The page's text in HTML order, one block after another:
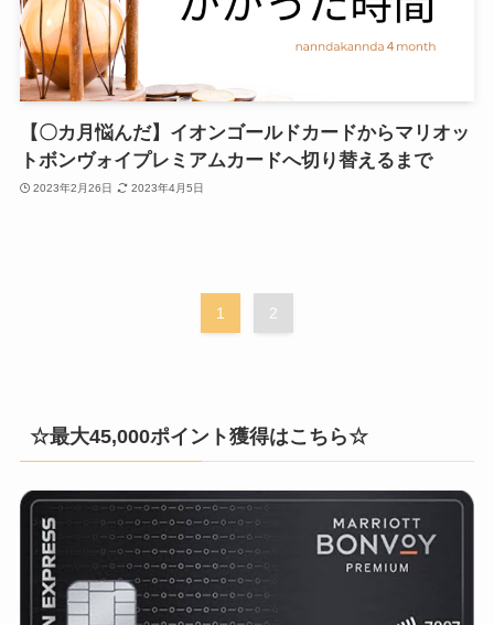
【〇カ月悩んだ】イオンゴールドカードからマリオッ
トボンヴォイプレミアムカードへ切り替えるまで
2023年2月26日 2023年4月5日
1 2
☆最大45,000ポイント獲得はこちら☆